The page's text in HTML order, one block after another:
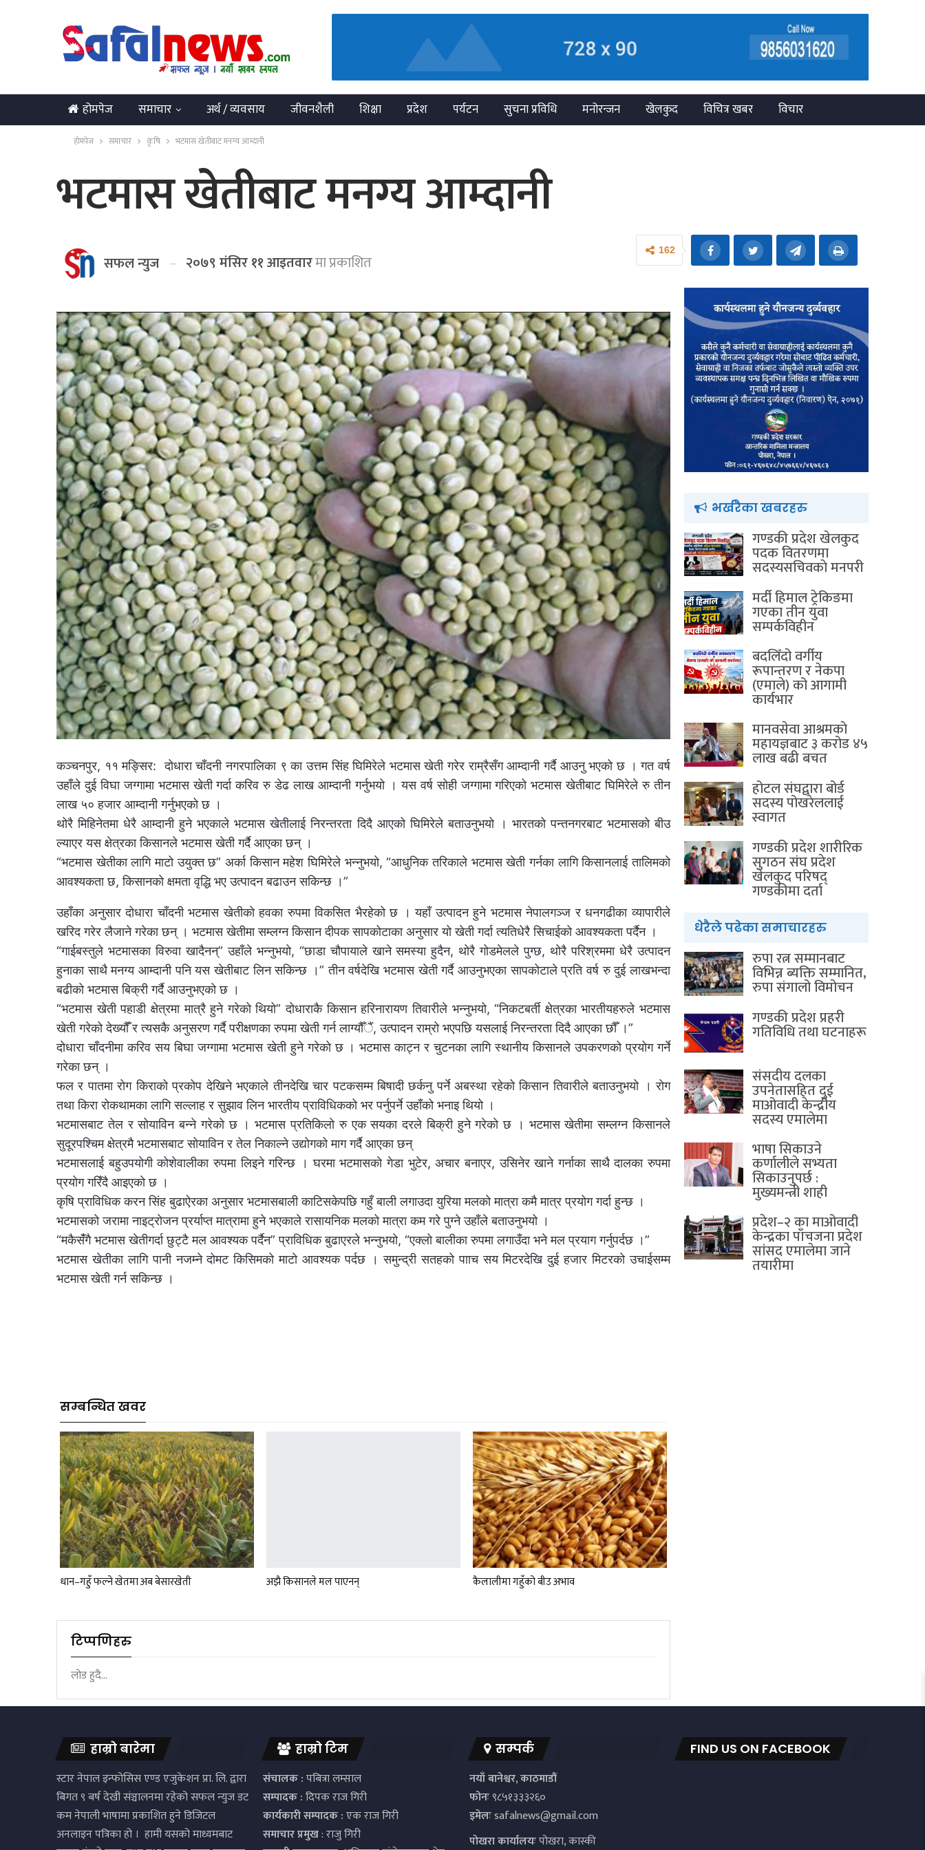
होमपेज समाचार अर्थ / व्यवसाय जीवनशैली शिक्षा प्रदेश पर्यटन सुचना प्रविधि मनोरन्जन खेलकुद विचित्र खबर
विचार
English
होमपेज समाचार कृषि भटमास खेतीबाट मनग्य आम्दानी
भटमास खेतीबाट मनग्य आम्दानी
सफल न्युज २०७९ मंसिर ११ आइतवारमा प्रकाशित
162
कञ्चनपुर, ११ मङ्सिर: दोधारा चाँदनी नगरपालिका ९ का उत्तम सिंह घिमिरेले भटमास खेती गरेर राम्रैसँग आम्दानी गर्दै आउनु भएको छ । गत वर्ष
उहाँले दुई विघा जग्गामा भटमास खेती गर्दा करिव रु डेढ लाख आम्दानी गर्नुभयो । यस वर्ष सोही जग्गामा गरिएको भटमास खेतीबाट घिमिरेले रु तीन
लाख ५० हजार आम्दानी गर्नुभएको छ ।
थोरै मिहिनेतमा धेरै आम्दानी हुने भएकाले भटमास खेतीलाई निरन्तरता दिदै आएको घिमिरेले बताउनुभयो । भारतको पन्तनगरबाट भटमासको बीउ
ल्याएर यस क्षेत्रका किसानले भटमास खेती गर्दै आएका छन् ।
“भटमास खेतीका लागि माटो उयुक्त छ” अर्का किसान महेश घिमिरेले भन्नुभयो, “आधुनिक तरिकाले भटमास खेती गर्नका लागि किसानलाई तालिमको
आवश्यकता छ, किसानको क्षमता वृद्धि भए उत्पादन बढाउन सकिन्छ ।”
उहाँका अनुसार दोधारा चाँदनी भटमास खेतीको हवका रुपमा विकसित भैरहेको छ । यहाँ उत्पादन हुने भटमास नेपालगञ्ज र धनगढीका व्यापारीले
खरिद गरेर लैजाने गरेका छन् । भटमास खेतीमा सम्लग्न किसान दीपक सापकोटाका अनुसार यो खेती गर्दा त्यतिधेरै सिचाईको आवश्यकता पर्दैन ।
“गाईबस्तुले भटमासका विरुवा खादैनन्” उहाँले भन्नुभयो, “छाडा चौपायाले खाने समस्या हुदैन, थोरै गोडमेलले पुग्छ, थोरै परिश्रममा धेरै उत्पादन
हुनाका साथै मनग्य आम्दानी पनि यस खेतीबाट लिन सकिन्छ ।” तीन वर्षदेखि भटमास खेती गर्दै आउनुभएका सापकोटाले प्रति वर्ष रु दुई लाखभन्दा
बढीको भटमास बिक्री गर्दै आउनुभएको छ ।
“भटमास खेती पहाडी क्षेत्रमा मात्रै हुने गरेको थियो” दोधाराकै किसान हरिनारायण तिवारीले भन्नुभयो, “निकटबर्ती क्षेत्रका भारतीयहरुले भटमास
खेती गरेको देख्यौँं र त्यसकै अनुसरण गर्दै परीक्षणका रुपमा खेती गर्न लाग्यौँैं, उत्पादन राम्रो भएपछि यसलाई निरन्तरता दिदै आएका छौँ ।”
दोधारा चाँदनीमा करिव सय बिघा जग्गामा भटमास खेती हुने गरेको छ । भटमास काट्न र चुटनका लागि स्थानीय किसानले उपकरणको प्रयोग गर्ने
गरेका छन् ।
फल र पातमा रोग किराको प्रकोप देखिने भएकाले तीनदेखि चार पटकसम्म बिषादी छर्कनु पर्ने अबस्था रहेको किसान तिवारीले बताउनुभयो । रोग
तथा किरा रोकथामका लागि सल्लाह र सुझाव लिन भारतीय प्राविधिकको भर पर्नुपर्ने उहाँको भनाइ थियो ।
भटमासबाट तेल र सोयाविन बन्ने गरेको छ । भटमास प्रतिकिलो रु एक सयका दरले बिक्री हुने गरेको छ । भटमास खेतीमा सम्लग्न किसानले
सुदूरपश्चिम क्षेत्रमै भटमासबाट सोयाविन र तेल निकाल्ने उद्योगको माग गर्दै आएका छन्
भटमासलाई बहुउपयोगी कोशेवालीका रुपमा लिइने गरिन्छ । घरमा भटमासको गेडा भुटेर, अचार बनाएर, उसिनेर खाने गर्नाका साथै दालका रुपमा
प्रयोग गरिँदै आइएको छ ।
कृषि प्राविधिक करन सिंह बुढाऐरका अनुसार भटमासबाली काटिसकेपछि गहुँ बाली लगाउदा युरिया मलको मात्रा कमै मात्र प्रयोग गर्दा हुन्छ ।
भटमासको जरामा नाइट्रोजन प्रर्याप्त मात्रामा हुने भएकाले रासायनिक मलको मात्रा कम गरे पुग्ने उहाँले बताउनुभयो ।
“मकैसँंगै भटमास खेतीगर्दा छुट्टै मल आवश्यक पर्दैन” प्राविधिक बुढाएरले भन्नुभयो, “एक्लो बालीका रुपमा लगाउँदा भने मल प्रयाग गर्नुपर्दछ ।”
भटमास खेतीका लागि पानी नजम्ने दोमट किसिमको माटो आवश्यक पर्दछ । समुन्द्री सतहको पााच सय मिटरदेखि दुई हजार मिटरको उचाईसम्म
भटमास खेती गर्न सकिन्छ ।
सम्बन्धित खवर
धान–गहुँ फल्ने खेतमा अब बेसारखेती अझै किसानले मल पाएनन् कैलालीमा गहुँको बीउ अभाव
टिप्पणिहरु
लोड हुदै...
भर्खरैका खबरहरु
गण्डकी प्रदेश खेलकुद
पदक वितरणमा
सदस्यसचिवकाे मनपरी
मर्दी हिमाल ट्रेकिङमा
गएका तीन युवा
सम्पर्कविहीन
बदलिँदो वर्गीय
रूपान्तरण र नेकपा
(एमाले) को आगामी
कार्यभार
मानवसेवा आश्रमकाे‌
महायज्ञबाट ३ करोड ४५
लाख बढी बचत
होटल संघद्वारा बोर्ड
सदस्य पोखरेललाई
स्वागत
गण्डकी प्रदेश शारीरिक
सुगठन संघ प्रदेश
खेलकुद परिषद्
गण्डकीमा दर्ता
धेरैले पढेका समाचारहरु
रुपा रत्न सम्मानबाट
विभिन्न ब्यक्ति सम्मानित,
रुपा संगालो विमोचन
गण्डकी प्रदेश प्रहरी
गतिविधि तथा घटनाहरू
संसदीय दलका
उपनेतासहित दुई
माओवादी केन्द्रीय
सदस्य एमालेमा
भाषा सिकाउने
कर्णालीले सभ्यता
सिकाउनुपर्छ :
मुख्यमन्त्री शाही
प्रदेश–२ का माओवादी
केन्द्रका पाँचजना प्रदेश
सांसद एमालेमा जाने
तयारीमा
हाम्रो बारेमा
स्टार नेपाल इन्फोसिस एण्ड एजुकेशन प्रा. लि. द्वारा
बिगत ९ बर्ष देखी संञ्चालनमा रहेको सफल न्युज डट
कम नेपाली भाषामा प्रकाशित हुने डिजिटल
अनलाइन पत्रिका हो । हामी यसको माध्यमबाट
हाम्रो टिम
संचालक :पबित्रा लम्साल
सम्पादक :दिपक राज गिरी
कार्यकारी सम्पादक :एक राज गिरी
समाचार प्रमुख: राजु गिरी
सम्पर्क
नयाँ बानेश्वर, काठमाडौं
फोनः९८५१३३३२६०
इमेलःsafalnews@gmail.com
पाेखरा कार्यालयःपोखरा, कास्की
FIND US ON FACEBOOK